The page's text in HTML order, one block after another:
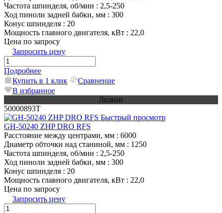
Частота шпинделя, об/мин : 2,5-250
Ход пиноли задней бабки, мм : 300
Конус шпинделя : 20
Мощность главного двигателя, кВт : 22,0
Цена по запросу
Запросить цену
Подробнее
Купить в 1 клик
Сравнение
В избранное
Лизинг
50000893T
Быстрый просмотр
GH-50240 ZHP DRO RFS
Расстояние между центрами, мм : 6000
Диаметр обточки над станиной, мм : 1250
Частота шпинделя, об/мин : 2,5-250
Ход пиноли задней бабки, мм : 300
Конус шпинделя : 20
Мощность главного двигателя, кВт : 22,0
Цена по запросу
Запросить цену